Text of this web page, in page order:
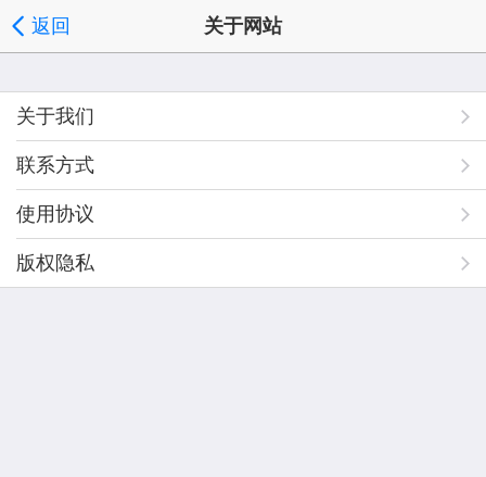
返回 关于网站
关于我们
联系方式
使用协议
版权隐私